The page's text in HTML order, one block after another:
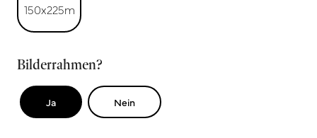
150x225m
Bilderrahmen?
Ja Nein